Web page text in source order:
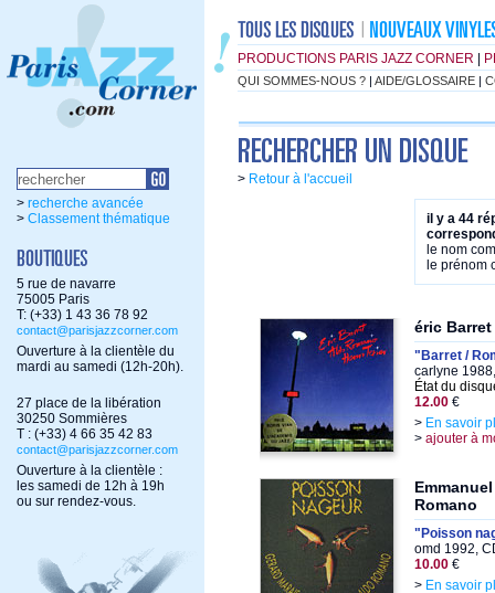
PRODUCTIONS PARIS JAZZ CORNER
QUI SOMMES-NOUS ? | AIDE/GLOSSAIRE |
> recherche avancée
> Classement thématique
5 rue de navarre
75005 Paris
T: (+33) 1 43 36 78 92
contact@parisjazzcorner.com
Ouverture à la clientèle du
mardi au samedi (12h-20h).
27 place de la libération
30250 Sommières
T : (+33) 4 66 35 42 83
contact@parisjazzcorner.com
Ouverture à la clientèle :
les samedi de 12h à 19h
ou sur rendez-vous.
> Retour à l'accueil
il y a 44
le nom
le prénom
éric
"Barret /
carlyne
État du
12.00 €
> En savoir
> ajouter à
Romano
"Poisson
omd 1992,
10.00 €
> En savoir